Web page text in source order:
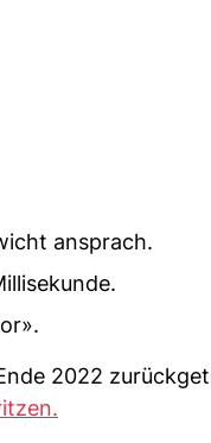
ansprach.
2022